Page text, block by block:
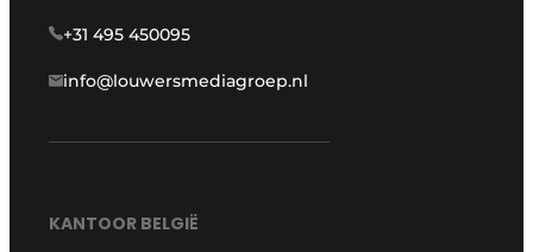
+31 495 450095
info@louwersmediagroep.nl
KANTOOR BELGIË